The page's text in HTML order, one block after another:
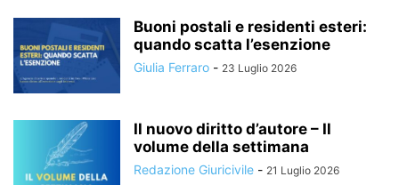
Buoni postali e residenti esteri:
quando scatta l’esenzione
Giulia Ferraro - 23 Luglio 2026
Il nuovo diritto d’autore – Il
volume della settimana
Redazione Giuricivile - 21 Luglio 2026